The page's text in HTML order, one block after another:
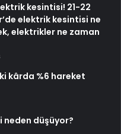
kesintisi! 21-22
elektrik kesintisi ne
elektrikler ne zaman
kârda %6 hareket
neden düşüyor?